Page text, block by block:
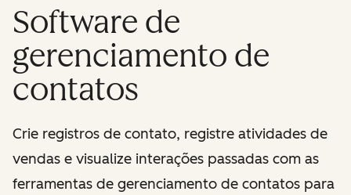
Software de
gerenciamento de
contatos
Crie registros de contato, registre atividades de
vendas e visualize interações passadas com as
ferramentas de gerenciamento de contatos para